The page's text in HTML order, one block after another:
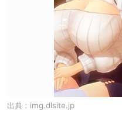
出典： img.dlsite.jp